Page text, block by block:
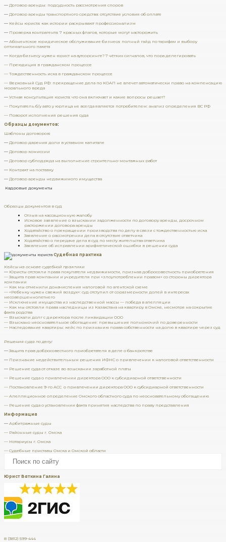
— Договор аренды: подсудность рассмотрения споров
— Договор аренды транспортного средства: отсутствие условия об оплате
— Кейсы юриста: как истории раскрывают профессионализм
— Проверка контрагента: 7 красных флагов, которые могут насторожить
— Абонентское юридическое обслуживание бизнеса: полный гайд по тарифам и выбору
оптимального пакета
— Когда бизнесу нужен юрист на аутсорсинге? 7 чётких сигналов, что пора делегировать
— Преюдиция в гражданском процессе
— Тождественность иска в гражданском процессе
— Верховный Суд РФ: прекращение дела по КОАП не влечет автоматически право на компенсацию
морального вреда
— Устная консультация юриста: что она включает и какие вопросы решает?
— Покупатель б/у авто у юрлица не всегда является потребителем: анализ определения ВС РФ
— Поворот исполнения решения суда
Образцы документов:
Шаблоны договоров:
— Договор дарения доли в уставном капитале
— Договор комиссии
— Договор субподряда на выполнение строительно-монтажных работ
— Контракт на поставку
— Договор аренды недвижимого имущества
Кадровые документы
Образцы документов в суд
Отзыв на кассационную жалобу
Исковое заявление о взыскании задолженности по договору аренды, досрочном
расторжении договора аренды
Ходатайство о прекращении производства по делу в связи с тождественностью иска
Заявление о рассмотрении дела в отсутствие ответчика
Ходатайство о передаче дела в суд по месту жительства ответчика
Заявление об исправлении арифметической ошибки в решении суда
Судебная практика
Кейсы на основе судебной практики
— Юристы отстояли права покупателя недвижимости, признав добросовестность приобретения
— Защита прав компании и учредителя при «злоупотреблении правом» со стороны директора
компании
— Как мы отменили доначисления налоговой по агентской схеме
— «Ребенку нужен свежий воздух»: суд отступил от соразмерности долей в интересах
несовершеннолетнего
— Исключение имущества из наследственной массы — победа в апелляции
— Как мы отстояли права наследницы из Казахстана на квартиру в Омске, несмотря на сокрытие
факта родства
— Взыскали долг с директора после ликвидации ООО
— Взыскано неосновательное обогащение: превышение полномочий по доверенности
— Наследование квартиры: кейс по признанию права собственности на долю в квартире через суд
Решения суда по делу:
— Защита прав добросовестного приобретателя в деле о банкротстве
— Признание недействительным решения ИФНС о привлечении к налоговой ответственности
— Решение суда от отказе во взыскании заработной платы
— Решение суда о привлечении директора ООО к субсидиарной ответственности
— Постановление 9-го АСС о привлечении директора ООО к субсидиарной ответственности
— Апелляционное определение Омского областного суда по неосновательному обогащению
— Решение суда о установлении факта принятия наследства по праву представления
Информация
— Арбитражные суды
— Районные суды г. Омска
— Нотариусы г. Омска
— Судебные приставы Омска и Омской области
Юрист Вяткина Галина
8 (3812) 599-444